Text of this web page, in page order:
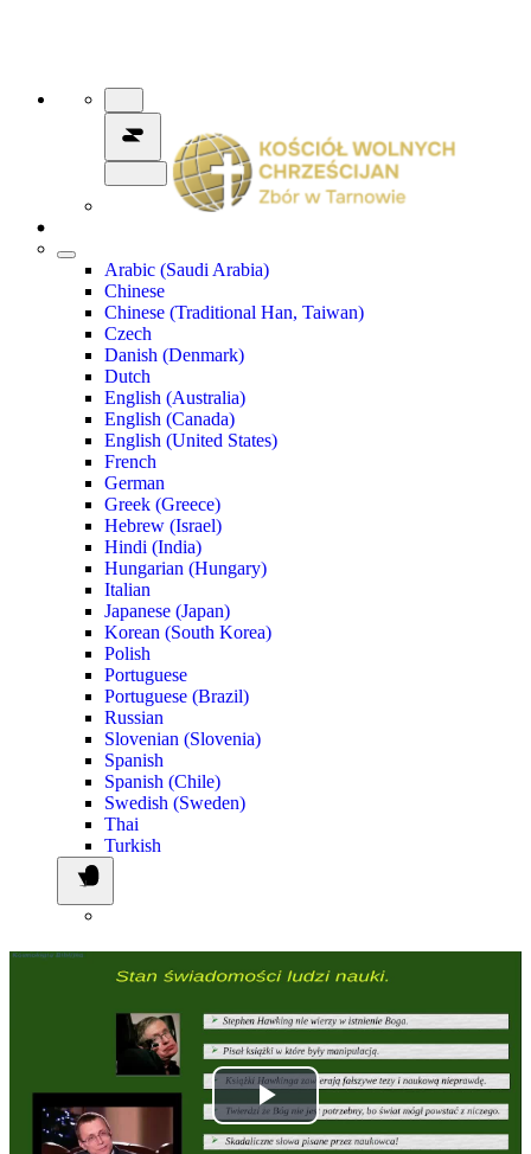
Arabic (Saudi Arabia)
Chinese
Chinese (Traditional Han, Taiwan)
Czech
Danish (Denmark)
Dutch
English (Australia)
English (Canada)
English (United States)
French
German
Greek (Greece)
Hebrew (Israel)
Hindi (India)
Hungarian (Hungary)
Italian
Japanese (Japan)
Korean (South Korea)
Polish
Portuguese
Portuguese (Brazil)
Russian
Slovenian (Slovenia)
Spanish
Spanish (Chile)
Swedish (Sweden)
Thai
Turkish
Play